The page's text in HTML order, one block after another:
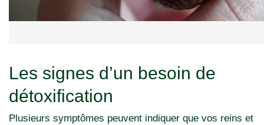
Les signes d’un besoin de
détoxification
Plusieurs symptômes peuvent indiquer que vos reins et